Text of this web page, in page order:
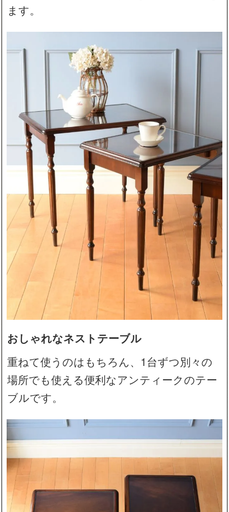
ます。
おしゃれなネストテーブル
重ねて使うのはもちろん、1台ずつ別々の
場所でも使える便利なアンティークのテー
ブルです。